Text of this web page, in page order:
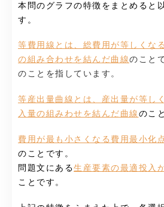
本問のグラフの特徴をまとめると
す。
等費用線とは、総費用が等しくな
の組み合わせを結んだ曲線のこと
のことを指しています。
等産出量曲線とは、産出量が等し
入量の組みわせを結んだ曲線 のこ
費用が最も小さくなる費用最小化
のことです。
問題文にある生産要素の最適投入
ことです。